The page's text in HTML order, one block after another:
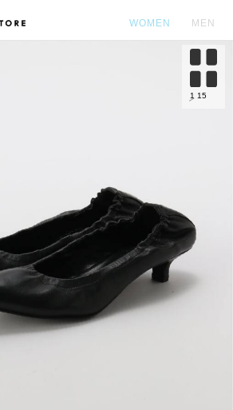
WOMEN MEN
1 15